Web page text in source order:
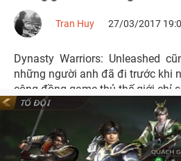
Tran Huy 27/03/2017
Dynasty Warriors: Unleashed
những người anh đã đi trước khi
cộng đồng game thủ thế giới chỉ